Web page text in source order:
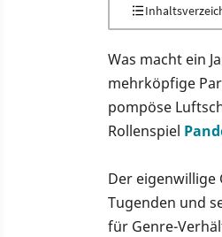
Was macht ein
mehrköpfige
pompöse
Rollenspiel
Der eigenwillige
Tugenden und
für Genre-